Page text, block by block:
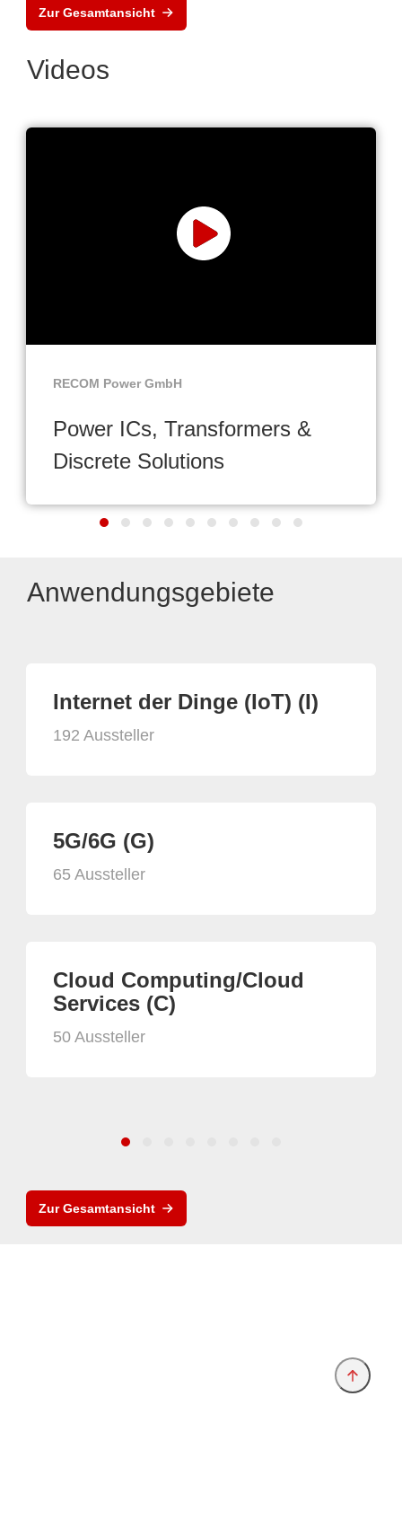
Zur Gesamtansicht
Videos
RECOM Power GmbH
Power ICs, Transformers &
Discrete Solutions
Anwendungsgebiete
Internet der Dinge (IoT) (I)
192 Aussteller
5G/6G (G)
65 Aussteller
Cloud Computing/Cloud
Services (C)
50 Aussteller
Zur Gesamtansicht